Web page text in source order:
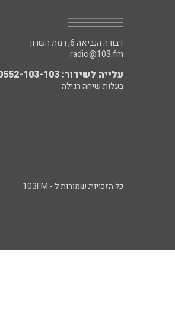
דבורה הנביאה 6, רמת השרון
radio@103.fm
עלייה לשידור: 0552-103-103
בעלות שיחה רגילה
כל הזכויות שמורות ל - 103FM